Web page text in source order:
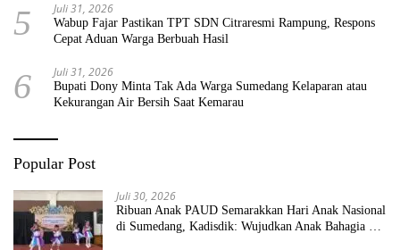
5 Juli 31, 2026
Wabup Fajar Pastikan TPT SDN Citraresmi Rampung, Respons
Cepat Aduan Warga Berbuah Hasil
6 Juli 31, 2026
Bupati Dony Minta Tak Ada Warga Sumedang Kelaparan atau
Kekurangan Air Bersih Saat Kemarau
Popular Post
Juli 30, 2026
Ribuan Anak PAUD Semarakkan Hari Anak Nasional
di Sumedang, Kadisdik: Wujudkan Anak Bahagia dan